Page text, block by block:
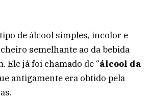
de álcool simples, incolor e
semelhante ao da bebida
Ele já foi chamado de “álcool da
antigamente era obtido pela